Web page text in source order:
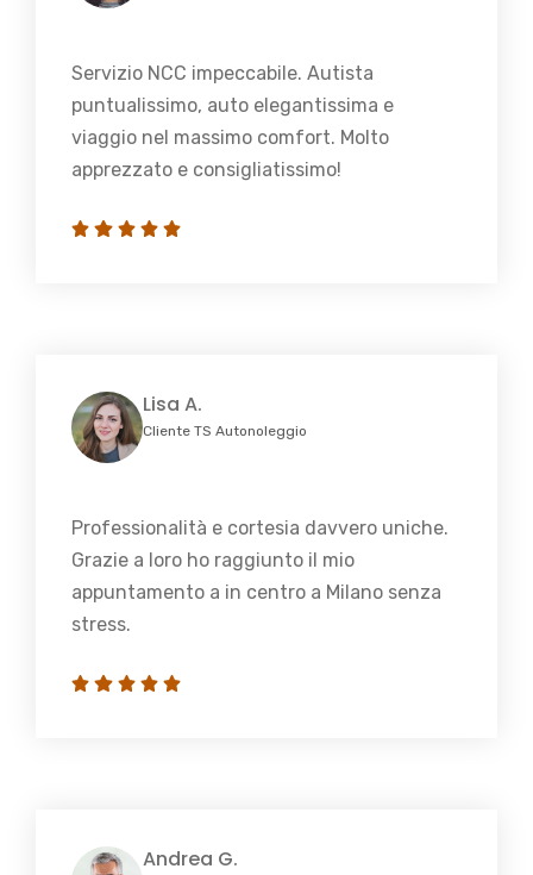
Servizio NCC impeccabile. Autista
puntualissimo, auto elegantissima e
viaggio nel massimo comfort. Molto
apprezzato e consigliatissimo!
Lisa A.
Cliente TS Autonoleggio
Professionalità e cortesia davvero uniche.
Grazie a loro ho raggiunto il mio
appuntamento a in centro a Milano senza
stress.
Andrea G.